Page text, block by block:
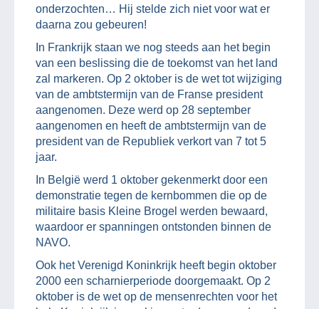
onderzochten… Hij stelde zich niet voor wat er
daarna zou gebeuren!
In Frankrijk staan we nog steeds aan het begin
van een beslissing die de toekomst van het land
zal markeren. Op 2 oktober is de wet tot wijziging
van de ambtstermijn van de Franse president
aangenomen. Deze werd op 28 september
aangenomen en heeft de ambtstermijn van de
president van de Republiek verkort van 7 tot 5
jaar.
In België werd 1 oktober gekenmerkt door een
demonstratie tegen de kernbommen die op de
militaire basis Kleine Brogel werden bewaard,
waardoor er spanningen ontstonden binnen de
NAVO.
Ook het Verenigd Koninkrijk heeft begin oktober
2000 een scharnierperiode doorgemaakt. Op 2
oktober is de wet op de mensenrechten voor het